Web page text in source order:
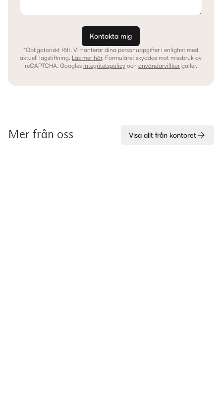
Kontakta mig
*Obligatoriskt fält. Vi hanterar dina personuppgifter i enlighet med
aktuell lagstiftning. Läs mer här. Formuläret skyddas mot missbruk av
reCAPTCHA. Googles integritetspolicyoch användarvillkorgäller.
Mer från oss Visa allt från kontoret